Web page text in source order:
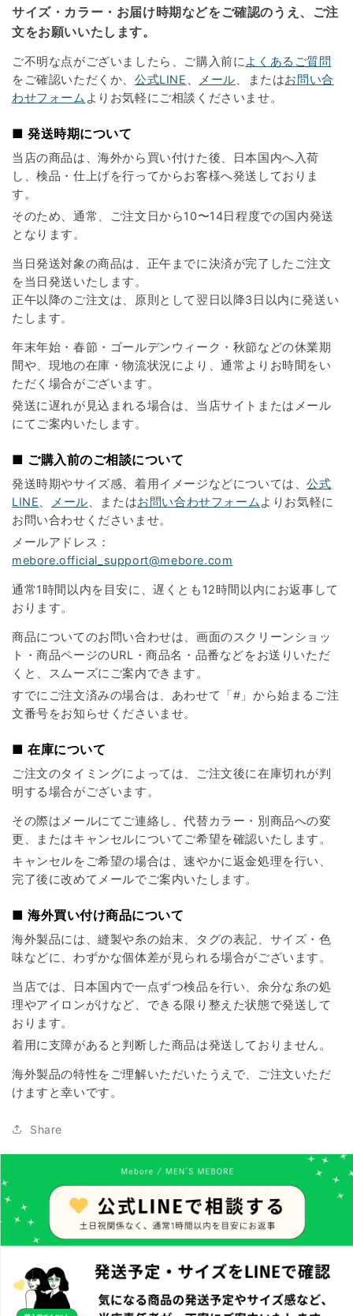
サイズ・カラー・お届け時期などをご確認のうえ、ご注
文をお願いいたします。
ご不明な点がございましたら、ご購入前によくあるご質問
をご確認いただくか、 公式LINE 、 メール、またはお問い合
わせフォーム よりお気軽にご相談くださいませ。
■ 発送時期について
当店の商品は、海外から買い付けた後、日本国内へ入荷
し、検品・仕上げを行ってからお客様へ発送しておりま
す。
そのため、通常、ご注文日から10〜14日程度での国内発送
となります。
当日発送対象の商品は、正午までに決済が完了したご注文
を当日発送いたします。
正午以降のご注文は、原則として翌日以降3日以内に発送い
たします。
年末年始・春節・ゴールデンウィーク・秋節などの休業期
間や、現地の在庫・物流状況により、通常よりお時間をい
ただく場合がございます。
発送に遅れが見込まれる場合は、当店サイトまたはメール
にてご案内いたします。
■ ご購入前のご相談について
発送時期やサイズ感、着用イメージなどについては、公式
LINE、 メール、またはお問い合わせフォームよりお気軽に
お問い合わせくださいませ。
メールアドレス：
mebore.official_support@mebore.com
通常1時間以内を目安に、遅くとも12時間以内にお返事して
おります。
商品についてのお問い合わせは、画面のスクリーンショッ
ト・商品ページのURL・商品名・品番などをお送りいただ
くと、スムーズにご案内できます。
すでにご注文済みの場合は、あわせて「#」から始まるご注
文番号をお知らせくださいませ。
■ 在庫について
ご注文のタイミングによっては、ご注文後に在庫切れが判
明する場合がございます。
その際はメールにてご連絡し、代替カラー・別商品への変
更、またはキャンセルについてご希望を確認いたします。
キャンセルをご希望の場合は、速やかに返金処理を行い、
完了後に改めてメールでご案内いたします。
■ 海外買い付け商品について
海外製品には、縫製や糸の始末、タグの表記、サイズ・色
味などに、わずかな個体差が見られる場合がございます。
当店では、日本国内で一点ずつ検品を行い、余分な糸の処
理やアイロンがけなど、できる限り整えた状態で発送して
おります。
着用に支障があると判断した商品は発送しておりません。
海外製品の特性をご理解いただいたうえで、ご注文いただ
けますと幸いです。
Share